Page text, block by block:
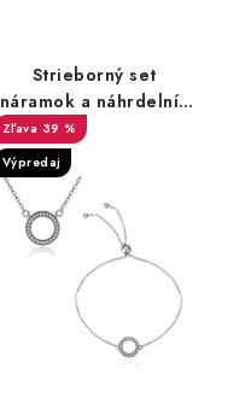
Strieborný set
náramok a náhrdelník
kruh
39 %
Výpredaj